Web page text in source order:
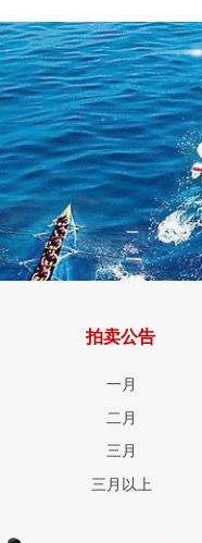
拍卖公告
一月
二月
三月
三月以上